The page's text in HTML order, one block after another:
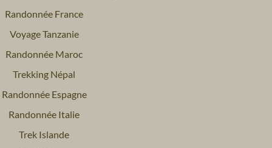
Randonnée France
Voyage Tanzanie
Randonnée Maroc
Trekking Népal
Randonnée Espagne
Randonnée Italie
Trek Islande